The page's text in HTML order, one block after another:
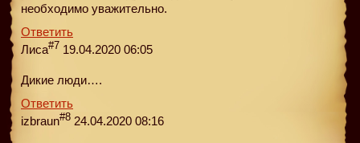
необходимо уважительно.
Ответить
Лиса#7 19.04.2020 06:05
Дикие люди….
Ответить
izbraun#8 24.04.2020 08:16